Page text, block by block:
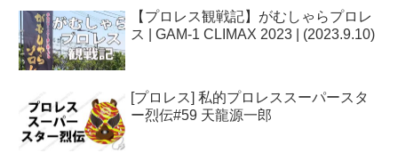
【プロレス観戦記】がむしゃらプロレ
ス | GAM-1 CLIMAX 2023 | (2023.9.10)
[プロレス] 私的プロレススーパースタ
ー烈伝#59 天龍源一郎